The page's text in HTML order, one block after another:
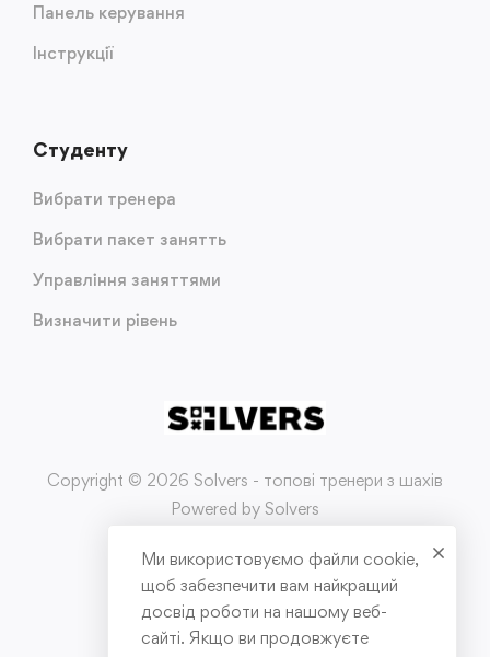
Панель керування
Інструкції
Студенту
Вибрати тренера
Вибрати пакет занятть
Управління заняттями
Визначити рівень
Copyright © 2026 Solvers - топові тренери з шахів
Powered by Solvers
Умови використання
Політика конфіденційності
Ми використовуємо файли cookie,
щоб забезпечити вам найкращий
досвід роботи на нашому веб-
сайті. Якщо ви продовжуєте